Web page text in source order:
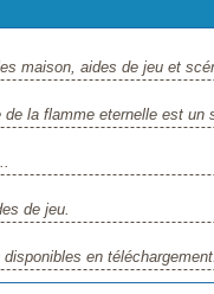
maison, aides de jeu et
la flamme eternelle est un
de jeu.
en